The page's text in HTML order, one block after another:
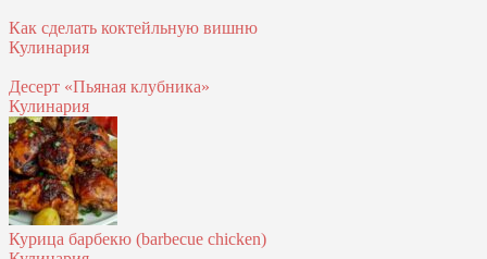
Как сделать коктейльную вишню
Кулинария
Десерт «Пьяная клубника»
Кулинария
Курица барбекю (barbecue chicken)